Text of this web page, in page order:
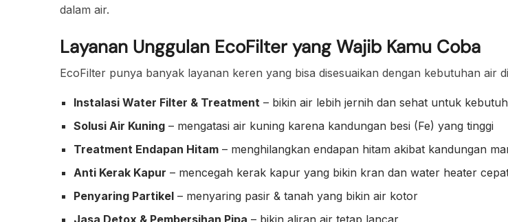
dalam air.
Layanan Unggulan EcoFilter yang Wajib Kamu Coba
EcoFilter punya banyak layanan keren yang bisa disesuaikan dengan kebutuhan air
Instalasi Water Filter & Treatment – bikin air lebih jernih dan sehat untuk
Solusi Air Kuning – mengatasi air kuning karena kandungan besi (Fe) yang tinggi
Treatment Endapan Hitam – menghilangkan endapan hitam akibat kandungan
Anti Kerak Kapur – mencegah kerak kapur yang bikin kran dan water heater
Penyaring Partikel – menyaring pasir & tanah yang bikin air kotor